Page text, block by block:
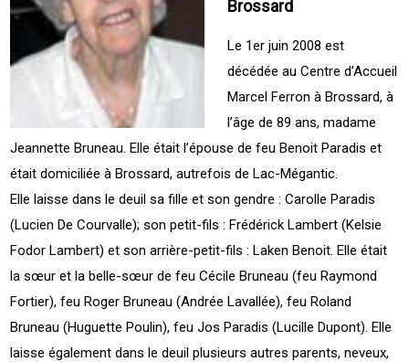
Brossard
Le 1er juin 2008 est
décédée au Centre d’Accueil
Marcel Ferron à Brossard, à
l’âge de 89 ans, madame
Jeannette Bruneau. Elle était l’épouse de feu Benoit Paradis et
était domiciliée à Brossard, autrefois de Lac-Mégantic.
Elle laisse dans le deuil sa fille et son gendre : Carolle Paradis
(Lucien De Courvalle); son petit-fils : Frédérick Lambert (Kelsie
Fodor Lambert) et son arrière-petit-fils : Laken Benoit. Elle était
la sœur et la belle-sœur de feu Cécile Bruneau (feu Raymond
Fortier), feu Roger Bruneau (Andrée Lavallée), feu Roland
Bruneau (Huguette Poulin), feu Jos Paradis (Lucille Dupont). Elle
laisse également dans le deuil plusieurs autres parents, neveux,